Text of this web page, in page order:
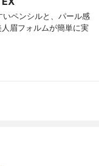
ペンシルと、パール感
眉フォルムが簡単に実